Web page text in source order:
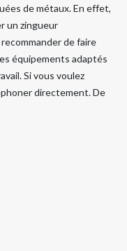
de métaux. En effet,
un zingueur
de faire
équipements adaptés
Si vous voulez
directement. De